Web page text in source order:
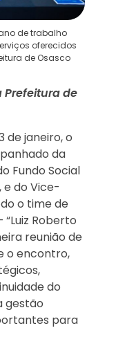
de trabalho
oferecidos
de Osasco
Prefeitura de
de janeiro, o
da
Fundo Social
e do Vice-
o time de
Roberto
reunião de
o encontro,
do
gestão
para